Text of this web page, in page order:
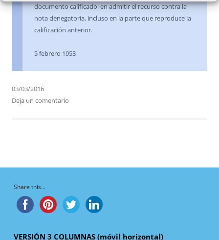
documento calificado, en admitir el recurso contra la
nota denegatoria, incluso en la parte que reproduce la
calificación anterior.
5 febrero 1953
03/03/2016
Deja un comentario
Share this...
VERSIÓN 3 COLUMNAS (móvil horizontal)